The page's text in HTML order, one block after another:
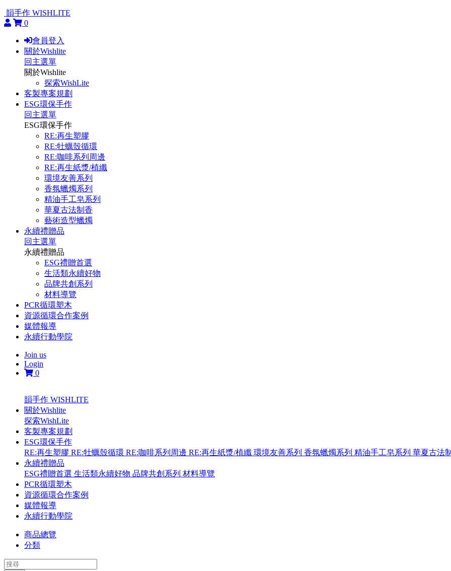
韻手作 WISHLITE
0
會員登入
關於Wishlite
回主選單
關於Wishlite
探索WishLite
客製專案規劃
ESG環保手作
回主選單
ESG環保手作
RE:再生塑膠
RE:牡蠣殼循環
RE:咖啡系列周邊
RE:再生紙漿/植纖
環境友善系列
香氛蠟燭系列
精油手工皂系列
華夏古法制香
藝術造型蠟燭
永續禮贈品
回主選單
永續禮贈品
ESG禮贈首選
生活類永續好物
品牌共創系列
材料導覽
PCR循環塑木
資源循環合作案例
媒體報導
永續行動學院
Join us
Login
0
韻手作 WISHLITE
關於Wishlite
探索WishLite
客製專案規劃
ESG環保手作
RE:再生塑膠 RE:牡蠣殼循環 RE:咖啡系列周邊 RE:再生紙漿/植纖 環境友善系列 香氛蠟燭系列 精油手工皂系列 華夏古法
永續禮贈品
ESG禮贈首選 生活類永續好物 品牌共創系列 材料導覽
PCR循環塑木
資源循環合作案例
媒體報導
永續行動學院
商品總覽
分類